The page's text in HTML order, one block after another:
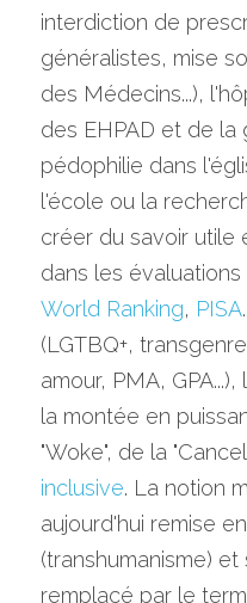
interdiction de
généralistes, mise
des Médecins...),
des EHPAD et de la
pédophilie dans
l'école ou la
créer du savoir utile
dans les
World Ranking, PISA
(LGTBQ+,
amour, PMA,
la montée en
"Woke", de la
inclusive. La notion
aujourd'hui remise
(transhumanisme)
remplacé par le